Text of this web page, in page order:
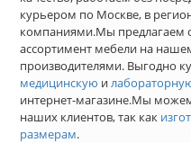
курьером по Москве, в
компаниями.Мы предлагаем
ассортимент мебели на
производителями. Выгодно
медицинскую и
интернет-магазине.Мы
наших клиентов, так как
размерам.